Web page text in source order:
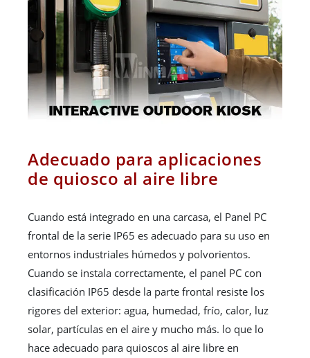
Adecuado para aplicaciones
de quiosco al aire libre
Cuando está integrado en una carcasa, el Panel PC
frontal de la serie IP65 es adecuado para su uso en
entornos industriales húmedos y polvorientos.
Cuando se instala correctamente, el panel PC con
clasificación IP65 desde la parte frontal resiste los
rigores del exterior: agua, humedad, frío, calor, luz
solar, partículas en el aire y mucho más. lo que lo
hace adecuado para quioscos al aire libre en